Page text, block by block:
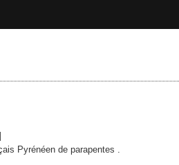
Pyrénéen de parapentes .